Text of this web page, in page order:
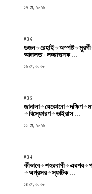
১৭ মে, ২০২৬
#36
ডজন রেহাই অস্পষ্ট মুরগী
আদালত
লজ্জাজনক …
১৬ মে, ২০২৬
#35
জানালা যেকোনো দক্ষিণ
বিস্ফোরণ
ভাইরাস …
১৫ মে, ২০২৬
#34
কীভাবে শহরবাসী এরপর
অগ্রসর
স্ফটিক …
১৪ মে, ২০২৬